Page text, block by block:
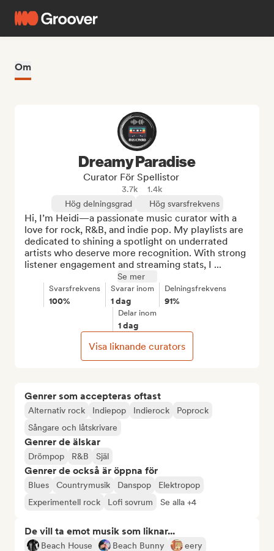
Om
Genrer som accepteras oftast
Alternativ rock Indiepop Indierock
Poprock
Sångare och låtskrivare
Genrer de älskar
Drömpop R&B Själ
Genrer de också är öppna för
Blues Countrymusik Danspop
Elektropop
Experimentell rock
Lofi sovrum Se alla +4
De vill ta emot musik som liknar...
Beach House Beach Bunny
eery
Dreamy Paradise
Curator För Spellistor
3.7k
1.4k
Hög delningsgrad
Hög svarsfrekvens
Hi, I’m Heidi—a passionate music curator with a
love for rock, R&B, and indie pop. My playlists are
dedicated to shining a spotlight on underrated
artists who deserve more recognition. With strong
listener engagement and streaming stats, I ...
Se mer
Svarsfrekvens
100%
Svarar inom
1 dag
Delningsfrekvens
91%
Delar inom
1 dag
Visa liknande curators